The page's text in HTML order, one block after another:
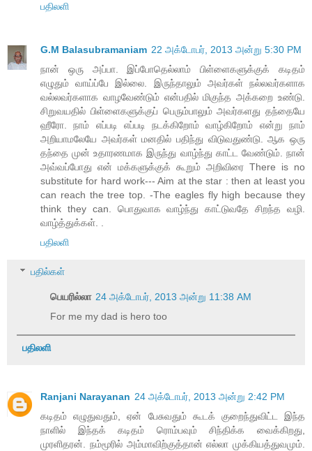
பதிலளி
G.M Balasubramaniam 22 அக்டோபர், 2013 அன்று 5:30 PM
நான் ஒரு அப்பா. இப்போதெல்லாம் பிள்ளைகளுக்குக் கடிதம்
எழுதும் வாய்ப்பே இல்லை. இருந்தாலும் அவர்கள் நல்லவர்களாக
வல்லவர்களாக வாழவேண்டும் என்பதில் மிகுந்த அக்கறை உண்டு.
சிறுவயதில் பிள்ளைகளுக்குப் பெரும்பாலும் அவர்களது தந்தையே
ஹீரோ. நாம் எப்படி எப்படி நடக்கிறோம் வாழ்கிறோம் என்று நாம்
அறியாமலேயே அவர்கள் மனதில் பதிந்து விடுவதுண்டு. ஆக ஒரு
தந்தை முன் உதாரணமாக இருந்து வாழ்ந்து காட்ட வேண்டும். நான்
அவ்வப்போது என் மக்களுக்குக் கூறும் அறிவிரை There is no
substitute for hard work--- Aim at the star : then at least you
can reach the tree top. -The eagles fly high because they
think they can. பொதுவாக வாழ்ந்து காட்டுவதே சிறந்த வழி.
வாழ்த்துக்கள். .
பதிலளி
பதில்கள்
பெயரில்லா 24 அக்டோபர், 2013 அன்று 11:38 AM
For me my dad is hero too
பதிலளி
Ranjani Narayanan 24 அக்டோபர், 2013 அன்று 2:42 PM
கடிதம் எழுதுவதும், ஏன் பேசுவதும் கூடக் குறைந்துவிட்ட இந்த
நாளில் இந்தக் கடிதம் ரொம்பவும் சிந்திக்க வைக்கிறது,
முரளிதரன். நம்மூரில் அம்மாவிற்குத்தான் எல்லா முக்கியத்துவமும்.